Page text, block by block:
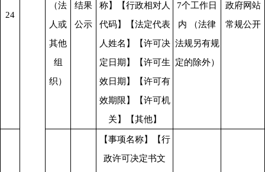
24
（法
人或
其他
组
织）
结果
公示
称】【行政相对人
代码】【法定代表
人姓名】【许可决
定日期】【许可生
效日期】【许可有
效期限】【许可机
关】【其他】
7个工作日
内 （法律
法规另有规
定的除外）
政府网站
常规公开
【事项名称】【行
政许可决定书文